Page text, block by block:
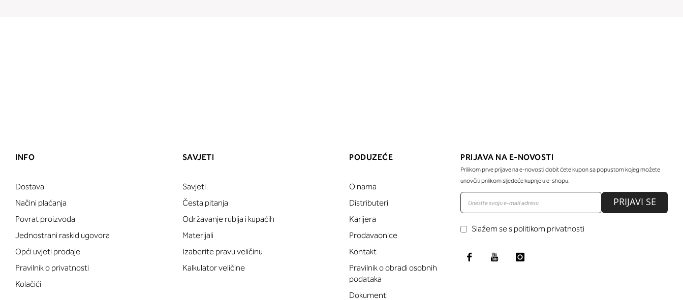
INFO
Dostava
Načini plaćanja
Povrat proizvoda
Jednostrani raskid ugovora
Opći uvjeti prodaje
Pravilnik o privatnosti
Kolačići
SAVJETI
Savjeti
Česta pitanja
Održavanje rublja i kupaćih
Materijali
Izaberite pravu veličinu
Kalkulator veličine
PODUZEĆE
O nama
Distributeri
Karijera
Prodavaonice
Kontakt
Pravilnik o obradi osobnih
podataka
Dokumenti
PRIJAVA NA E-NOVOSTI
Prilikom prve prijave na e-novosti dobit ćete kupon sa popustom kojeg možete
unovčiti prilikom sljedeće kupnje u e-shopu.
PRIJAVI SE
Slažem se s politikom privatnosti